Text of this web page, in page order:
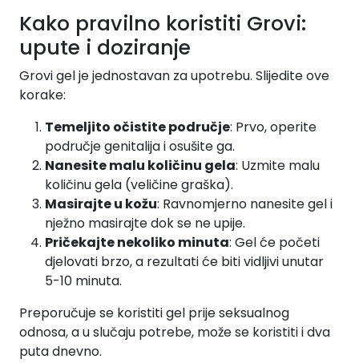
Kako pravilno koristiti Grovi:
upute i doziranje
Grovi gel je jednostavan za upotrebu. Slijedite ove
korake:
Temeljito očistite područje: Prvo, operite
područje genitalija i osušite ga.
Nanesite malu količinu gela: Uzmite malu
količinu gela (veličine graška).
Masirajte u kožu: Ravnomjerno nanesite gel i
nježno masirajte dok se ne upije.
Pričekajte nekoliko minuta: Gel će početi
djelovati brzo, a rezultati će biti vidljivi unutar
5-10 minuta.
Preporučuje se koristiti gel prije seksualnog
odnosa, a u slučaju potrebe, može se koristiti i dva
puta dnevno.